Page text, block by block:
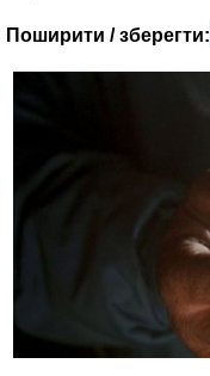
Поширити / зберегти: